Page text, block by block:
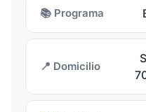
📚 Programa
📍 Domicilio